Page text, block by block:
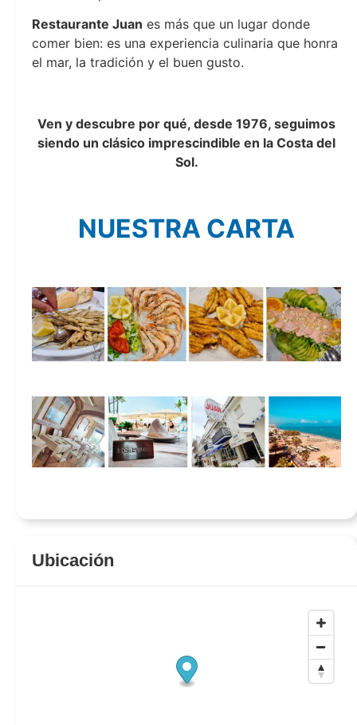
Restaurante Juan es más que un lugar donde
comer bien: es una experiencia culinaria que honra
el mar, la tradición y el buen gusto.
Ven y descubre por qué, desde 1976, seguimos
siendo un clásico imprescindible en la Costa del
Sol.
NUESTRA CARTA
Ubicación